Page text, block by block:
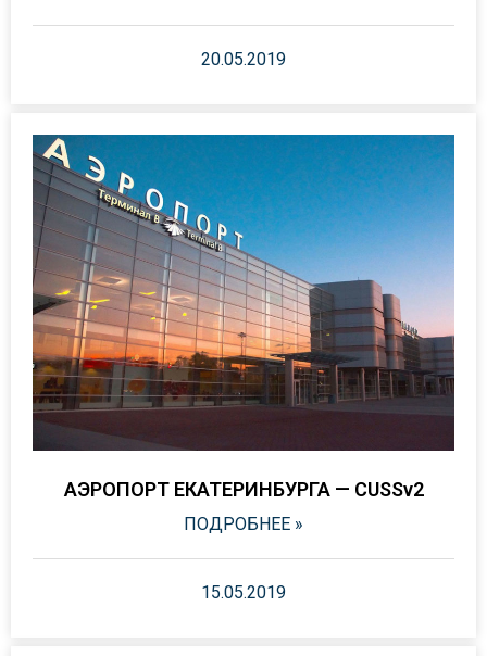
20.05.2019
АЭРОПОРТ ЕКАТЕРИНБУРГА — CUSSv2
ПОДРОБНЕЕ »
15.05.2019